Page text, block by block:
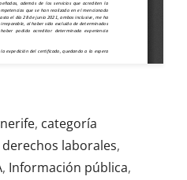
, categoría
derechos laborales,
, Información pública,